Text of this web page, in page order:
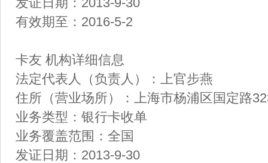
有效期至：2016-5-2
卡友 机构详细信息
法定代表人（负责人）：上官步燕
住所（营业场所）：上海市杨浦区国定路
业务类型：银行卡收单
业务覆盖范围：全国
发证日期：2013-9-30